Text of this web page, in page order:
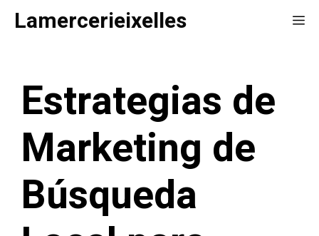
SaltarLamercerieixelles
Estrategias de
Marketing de
Búsqueda